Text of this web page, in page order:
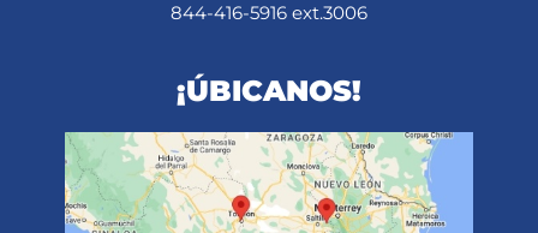
844-416-5916 ext.3006
¡ÚBICANOS!